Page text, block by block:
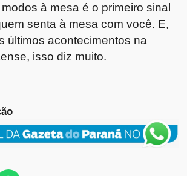
à mesa é o primeiro sinal
senta à mesa com você. E,
últimos acontecimentos na
isso diz muito.